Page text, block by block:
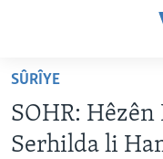
Yekser
naveroka
serekî
NÛÇE
SÛRÎYE
SOHR:
Serhilda li